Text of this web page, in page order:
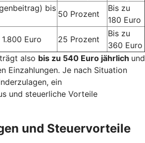
bis
50 Prozent
Bis zu
180 Euro
Euro
25 Prozent
Bis zu
360 Euro
also bis zu 540 Euro jährlich und
Einzahlungen. Je nach Situation
ein
und steuerliche Vorteile
und Steuervorteile